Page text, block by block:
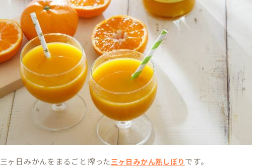
三ヶ日みかんをまるごと搾った三ヶ日みかん熟しぼり です。